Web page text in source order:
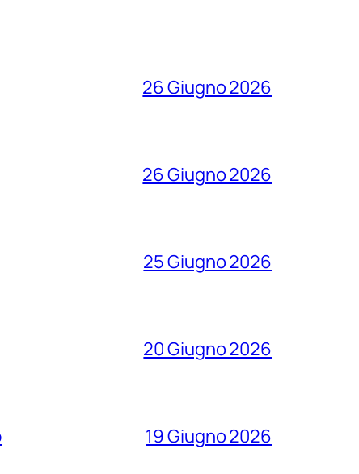
26 Giugno 2026
26 Giugno 2026
25 Giugno 2026
20 Giugno 2026
19 Giugno 2026